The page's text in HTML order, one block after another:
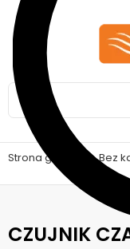
Strona główna > Bez
CZUJNIK